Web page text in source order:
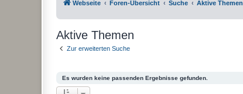
Webseite Foren-Übersicht Suche Aktive Themen
Aktive Themen
Zur erweiterten Suche
Es wurden keine passenden Ergebnisse gefunden.